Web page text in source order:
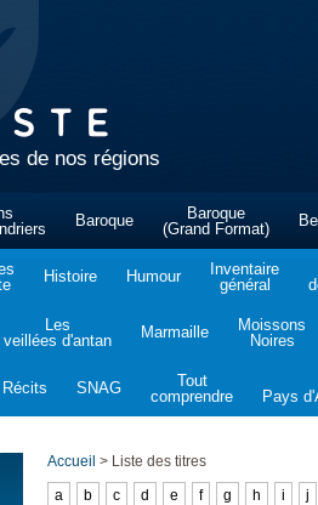
de nos régions
Baroque
Baroque
(Grand Format)
Histoire Humour
Inventaire
général
Les
veillées d'antan
Marmaille
Moissons
Noires
Récits SNAG
Tout
comprendre
Pays
Accueil > Liste des titres
a
b c d e f g h i j